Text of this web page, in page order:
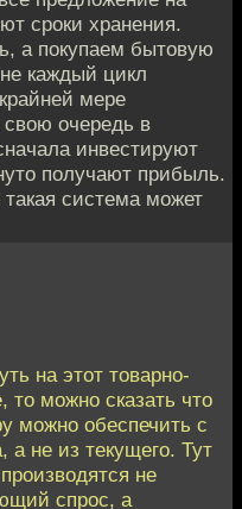
сроки хранения.
а покупаем бытовую
каждый цикл
мере
очередь в
инвестируют
получают прибыль.
такая система может
на этот товарно-
можно сказать что
можно обеспечить с
не из текущего. Тут
не
спрос, а